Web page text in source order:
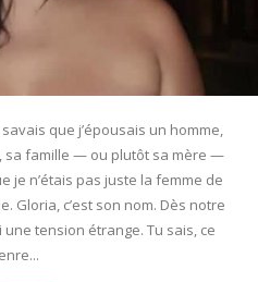
savais que j’épousais un homme,
sa famille — ou plutôt sa mère —
je n’étais pas juste la femme de
Gloria, c’est son nom. Dès notre
tension étrange. Tu sais, ce